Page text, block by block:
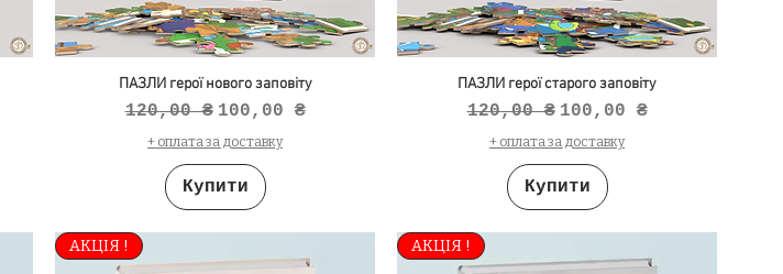
ПАЗЛИ герої нового заповіту
Звичайна ціна
120,00 ₴ За розпродажем
100,00 ₴
+ оплата за доставку
Купити
ПАЗЛИ герої старого заповіту
Звичайна ціна
120,00 ₴ За розпродажем
100,00 ₴
+ оплата за доставку
Купити
АКЦІЯ ! АКЦІЯ !